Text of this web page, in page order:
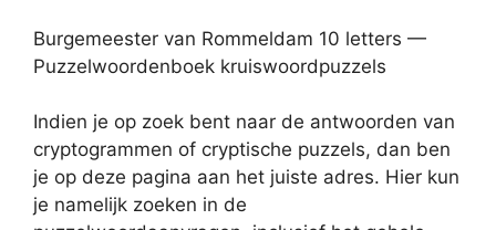
Burgemeester van Rommeldam 10 letters —
Puzzelwoordenboek kruiswoordpuzzels
Indien je op zoek bent naar de antwoorden van
cryptogrammen of cryptische puzzels, dan ben
je op deze pagina aan het juiste adres. Hier kun
je namelijk zoeken in de